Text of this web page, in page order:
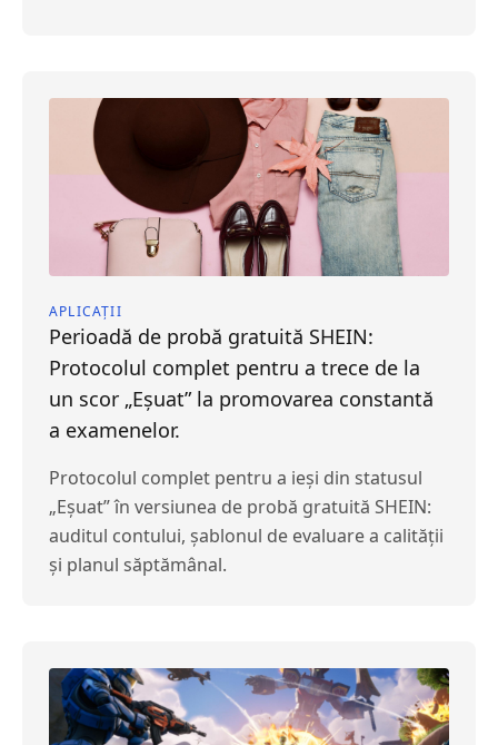
APLICAȚII
Perioadă de probă gratuită SHEIN:
Protocolul complet pentru a trece de la
un scor „Eșuat” la promovarea constantă
a examenelor.
Protocolul complet pentru a ieși din statusul
„Eșuat” în versiunea de probă gratuită SHEIN:
auditul contului, șablonul de evaluare a calității
și planul săptămânal.